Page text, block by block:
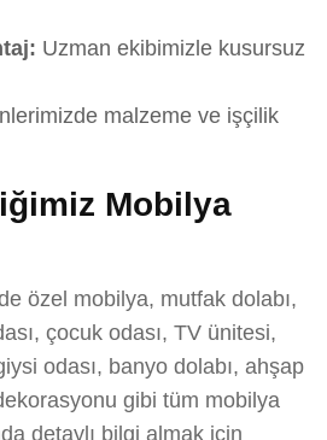
Uzman ekibimizle kusursuz
malzeme ve işçilik
Mobilya
özel mobilya, mutfak dolabı,
çocuk odası, TV ünitesi,
odası, banyo dolabı, ahşap
gibi tüm mobilya
detaylı bilgi almak için